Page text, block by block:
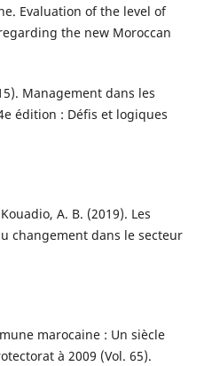
Evaluation of the level of
the new Moroccan
Management dans les
édition : Défis et logiques
A. B. (2019). Les
changement dans le secteur
marocaine : Un siècle
à 2009 (Vol. 65).